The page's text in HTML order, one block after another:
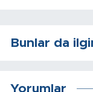
Bunlar da
Yorumlar